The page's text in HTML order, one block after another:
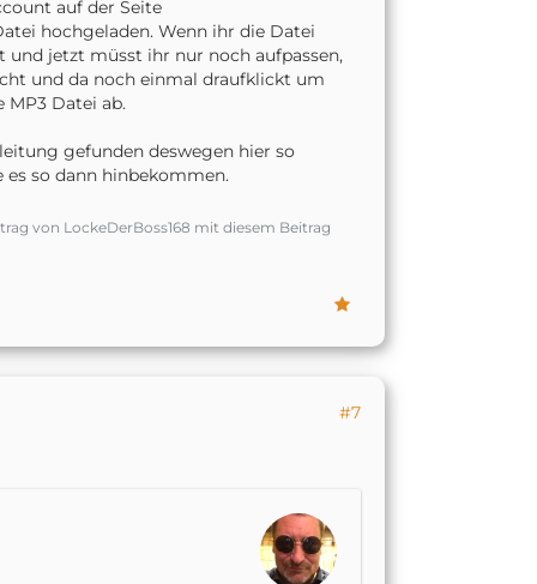
auf der Seite
hochgeladen. Wenn ihr die Datei
jetzt müsst ihr nur noch aufpassen,
und da noch einmal draufklickt um
MP3 Datei ab.
gefunden deswegen hier so
so dann hinbekommen.
von LockeDerBoss168 mit diesem Beitrag
#7